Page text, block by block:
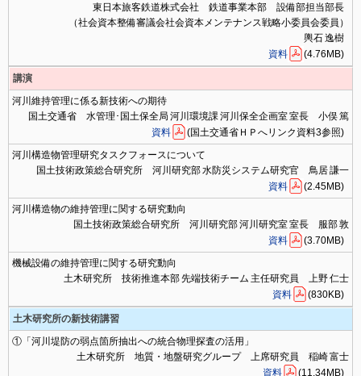
東日本旅客鉄道株式会社 鉄道事業本部 設備部担当部長
（社会資本整備審議会社会資本メンテナンス戦略小委員会委員）
輿石 逸樹
資料
(4.76MB)
講演
河川維持管理に係る新技術への期待
国土交通省 水管理･国土保全局 河川環境課 河川保全企画室 室長 小俣 篤
資料
(国土交通省ＨＰへリンク資料3参照)
河川構造物管理研究タスクフォースについて
国土技術政策総合研究所 河川研究部 水防災システム研究官 鳥居 謙一
資料
(2.45MB)
河川構造物の維持管理に関する研究動向
国土技術政策総合研究所 河川研究部 河川研究室 室長 服部 敦
資料
(3.70MB)
機械設備の維持管理に関する研究動向
土木研究所 技術推進本部 先端技術チーム 主任研究員 上野 仁士
資料
(830KB)
土木研究所の新技術講習
①「河川堤防の弱点箇所抽出への統合物理探査の活用」
土木研究所 地質・地盤研究グループ 上席研究員 稲崎 富士
資料
(11.34MB)